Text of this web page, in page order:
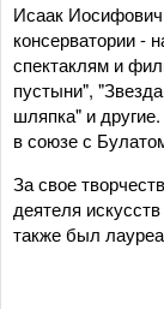
Исаак
консерватории -
спектаклям и
пустыни",
шляпка" и
в союзе с
За свое
деятеля
также был